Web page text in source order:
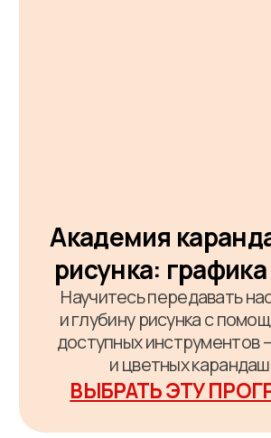
Оставили заявку? Отлично! На
указанную почту вам придёт
приглашение на закрытые
новогодние мастер-классы 23-
24 декабря.Участие
бесплатное для вас😉